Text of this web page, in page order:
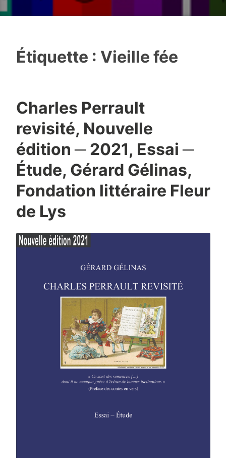
Étiquette : Vieille fée
Charles Perrault
revisité, Nouvelle
édition ─ 2021, Essai ─
Étude, Gérard Gélinas,
Fondation littéraire Fleur
de Lys